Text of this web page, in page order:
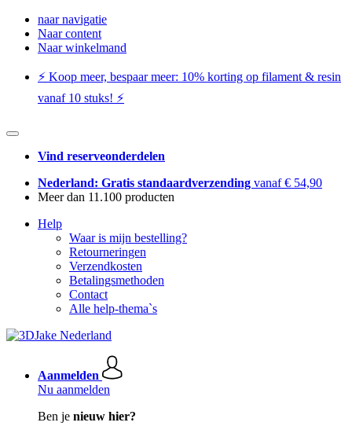
naar navigatie
Naar content
Naar winkelmand
⚡️ Koop meer, bespaar meer: ​​10% korting op filament & resin
vanaf 10 stuks! ⚡️
Vind reserveonderdelen
Nederland: Gratis standaardverzending vanaf € 54,90
Meer dan 11.100 producten
Help
Waar is mijn bestelling?
Retourneringen
Verzendkosten
Betalingsmethoden
Contact
Alle help-thema`s
Aanmelden
Nu aanmelden
Ben je nieuw hier?